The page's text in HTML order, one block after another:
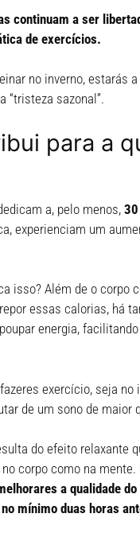
continuam a ser
de exercícios.
no inverno, estarás
“tristeza sazonal”.
para a
a, pelo menos,
experienciam um
isso? Além de o corpo
essas calorias, há
energia,
exercício, seja no
de um sono de maior
do efeito relaxante
corpo como na mente.
a qualidade
mínimo duas horas